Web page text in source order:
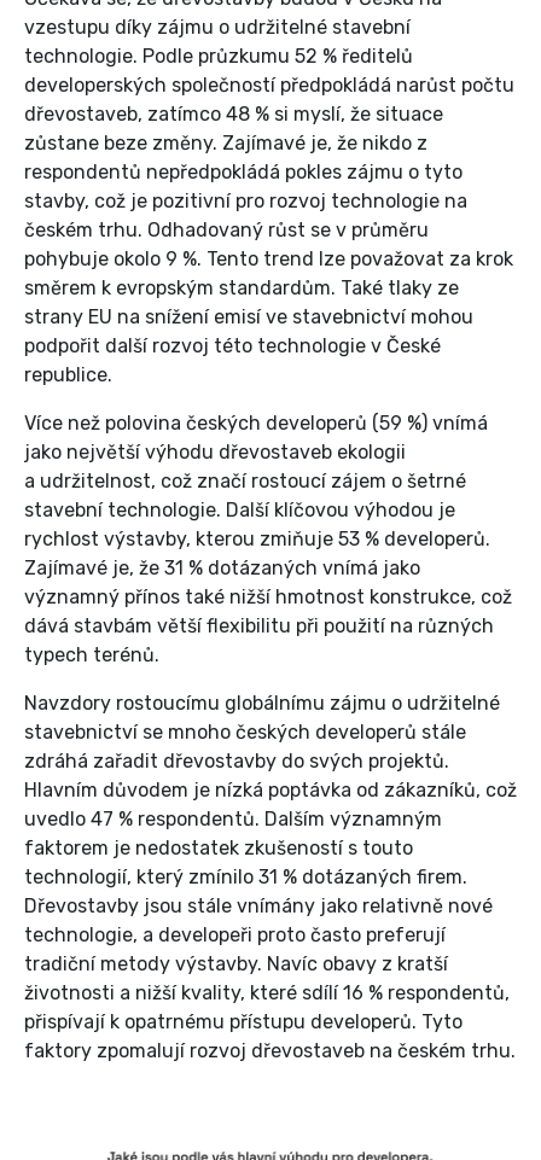
vzestupu díky zájmu o udržitelné stavební
technologie. Podle průzkumu 52 % ředitelů
developerských společností předpokládá narůst počtu
dřevostaveb, zatímco 48 % si myslí, že situace
zůstane beze změny. Zajímavé je, že nikdo z
respondentů nepředpokládá pokles zájmu o tyto
stavby, což je pozitivní pro rozvoj technologie na
českém trhu. Odhadovaný růst se v průměru
pohybuje okolo 9 %. Tento trend lze považovat za krok
směrem k evropským standardům. Také tlaky ze
strany EU na snížení emisí ve stavebnictví mohou
podpořit další rozvoj této technologie v České
republice.
Více než polovina českých developerů (59 %) vnímá
jako největší výhodu dřevostaveb ekologii
a udržitelnost, což značí rostoucí zájem o šetrné
stavební technologie. Další klíčovou výhodou je
rychlost výstavby, kterou zmiňuje 53 % developerů.
Zajímavé je, že 31 % dotázaných vnímá jako
významný přínos také nižší hmotnost konstrukce, což
dává stavbám větší flexibilitu při použití na různých
typech terénů.
Navzdory rostoucímu globálnímu zájmu o udržitelné
stavebnictví se mnoho českých developerů stále
zdráhá zařadit dřevostavby do svých projektů.
Hlavním důvodem je nízká poptávka od zákazníků, což
uvedlo 47 % respondentů. Dalším významným
faktorem je nedostatek zkušeností s touto
technologií, který zmínilo 31 % dotázaných firem.
Dřevostavby jsou stále vnímány jako relativně nové
technologie, a developeři proto často preferují
tradiční metody výstavby. Navíc obavy z kratší
životnosti a nižší kvality, které sdílí 16 % respondentů,
přispívají k opatrnému přístupu developerů. Tyto
faktory zpomalují rozvoj dřevostaveb na českém trhu.